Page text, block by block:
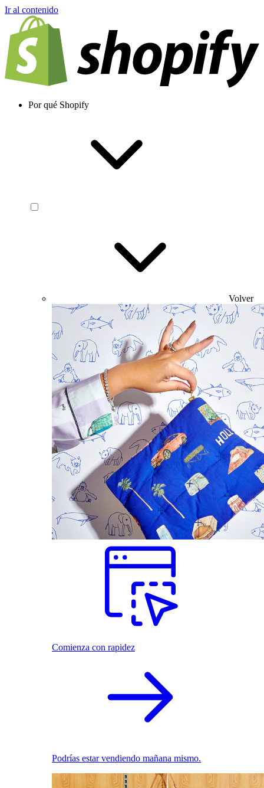
Ir al contenido
Por qué Shopify
Volver
Comienza con rapidez
Podrías estar vendiendo mañana mismo.